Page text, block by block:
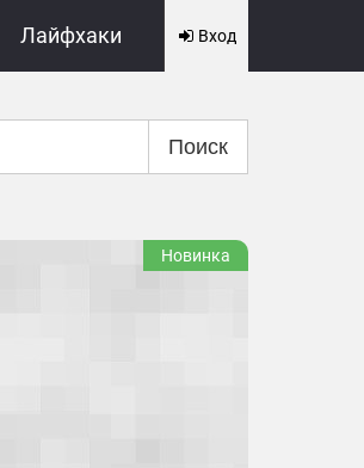
Лайфхаки Вход
Поиск
Новинка